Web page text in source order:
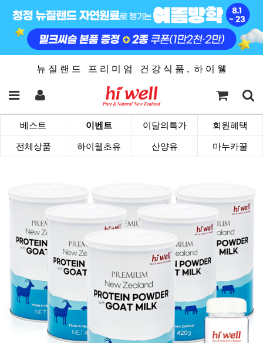
뉴 질 랜 드 프 리 미 엄 건 강 식 품 , 하 이 웰
베스트 이벤트 이달의특가 회원혜택
전체상품 하이웰초유 산양유 마누카꿀